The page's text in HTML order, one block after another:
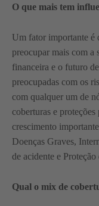
O que mais tem
Um fator importante é
preocupar mais com a
financeira e o futuro
preocupadas com os
com qualquer um de
coberturas e
crescimento
Doenças Graves,
de acidente e
Qual o mix de